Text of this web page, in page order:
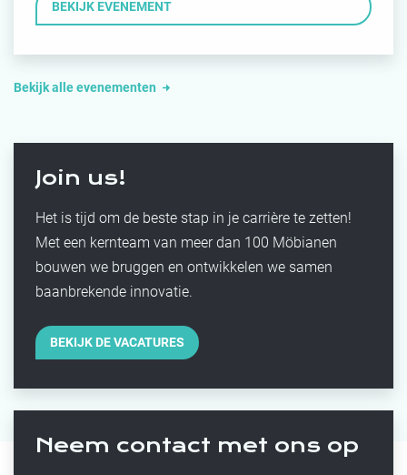
BEKIJK EVENEMENT
Bekijk alle evenementen
Join us!
Het is tijd om de beste stap in je carrière te zetten!
Met een kernteam van meer dan 100 Möbianen
bouwen we bruggen en ontwikkelen we samen
baanbrekende innovatie.
BEKIJK DE VACATURES
Neem contact met ons op